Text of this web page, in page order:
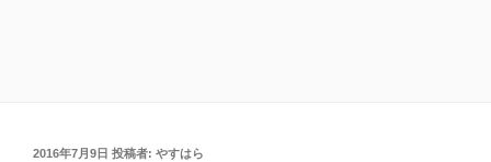
投
2016年7月9日 投稿者: やすはら